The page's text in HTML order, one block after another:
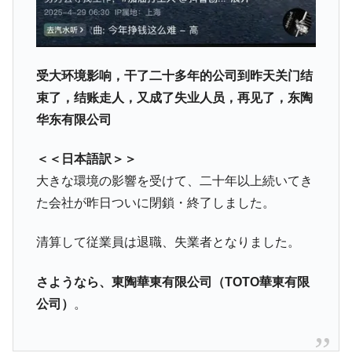
受大环境影响，干了二十多年的公司到昨天关门结
束了，结账走人，又成了失业人员，再见了，东陶
华东有限公司
＜＜日本語訳＞＞
大きな環境の影響を受けて、二十年以上続いてき
た会社が昨日ついに閉鎖・終了しました。
清算して従業員は退職、失業者となりました。
さようなら、東陶華東有限公司（TOTO華東有限
公司）
。